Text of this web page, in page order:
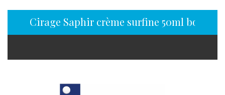
Cirage Saphir crème surfine 50ml